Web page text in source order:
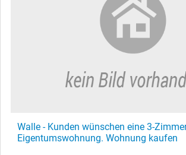
Walle - Kunden wünschen eine 3-
Eigentumswohnung. Wohnung kaufen